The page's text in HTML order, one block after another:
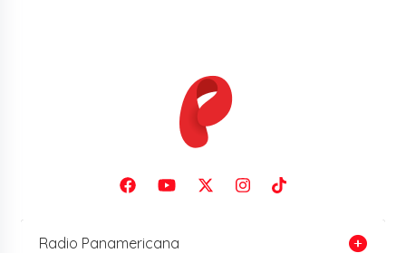
Radio Panamericana